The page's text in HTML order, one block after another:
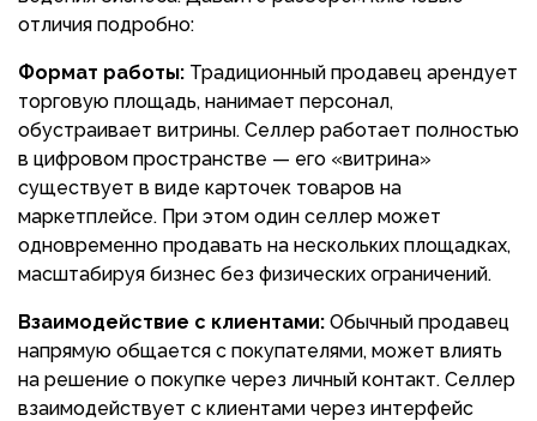
отличия подробно:
Формат работы: Традиционный продавец арендует
торговую площадь, нанимает персонал,
обустраивает витрины. Селлер работает полностью
в цифровом пространстве — его «витрина»
существует в виде карточек товаров на
маркетплейсе. При этом один селлер может
одновременно продавать на нескольких площадках,
масштабируя бизнес без физических ограничений.
Взаимодействие с клиентами: Обычный продавец
напрямую общается с покупателями, может влиять
на решение о покупке через личный контакт. Селлер
взаимодействует с клиентами через интерфейс